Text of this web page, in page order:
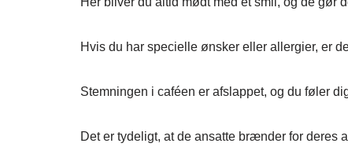
Hvis du har specielle ønsker eller allergier, er
Stemningen i caféen er afslappet, og du føler
Det er tydeligt, at de ansatte brænder for deres